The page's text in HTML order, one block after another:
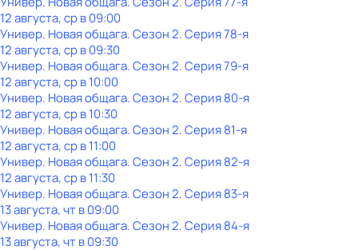
12 августа, ср в 09:00
Универ. Новая общага. Сезон 2. Серия 78-я
12 августа, ср в 09:30
Универ. Новая общага. Сезон 2. Серия 79-я
12 августа, ср в 10:00
Универ. Новая общага. Сезон 2. Серия 80-я
12 августа, ср в 10:30
Универ. Новая общага. Сезон 2. Серия 81-я
12 августа, ср в 11:00
Универ. Новая общага. Сезон 2. Серия 82-я
12 августа, ср в 11:30
Универ. Новая общага. Сезон 2. Серия 83-я
13 августа, чт в 09:00
Универ. Новая общага. Сезон 2. Серия 84-я
13 августа, чт в 09:30